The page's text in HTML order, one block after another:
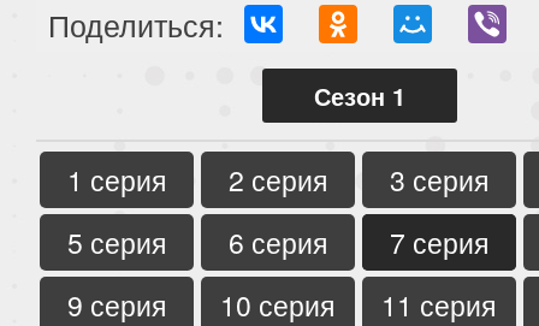
Поделиться:
Сезон 1
1 серия 2 серия
3 серия
5 серия
6 серия
7 серия
9 серия
10 серия
11 серия